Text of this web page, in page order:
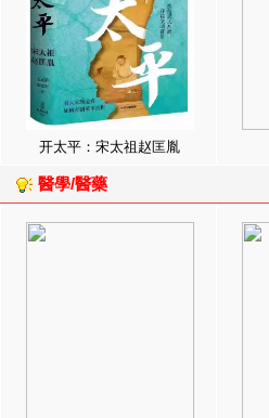
开太平：宋太祖赵匡胤
醫學/醫藥